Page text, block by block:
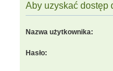
Aby uzyskać dostęp
Nazwa użytkownika:
Hasło: